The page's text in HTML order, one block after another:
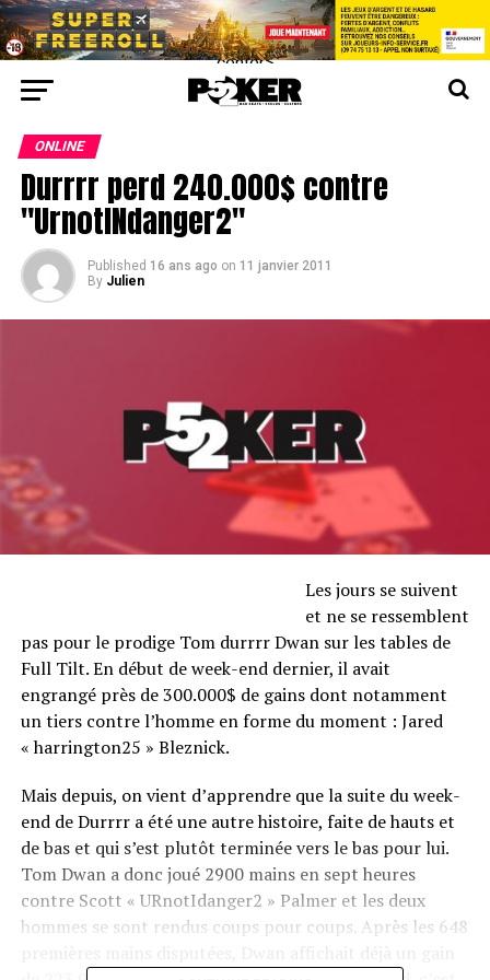
center>
ONLINE
Durrrr perd 240.000$ contre
"UrnotINdanger2"
Published 16 ans ago on 11 janvier 2011
By Julien
Les jours se suivent
et ne se ressemblent
pas pour le prodige Tom durrrr Dwan sur les tables de
Full Tilt. En début de week-end dernier, il avait
engrangé près de 300.000$ de gains dont notamment
un tiers contre l’homme en forme du moment : Jared
« harrington25 » Bleznick.
Mais depuis, on vient d’apprendre que la suite du week-
end de Durrrr a été une autre histoire, faite de hauts et
de bas et qui s’est plutôt terminée vers le bas pour lui.
Tom Dwan a donc joué 2900 mains en sept heures
contre Scott « URnotIdanger2 » Palmer et les deux
hommes se sont rendus coups pour coups. Après les 648